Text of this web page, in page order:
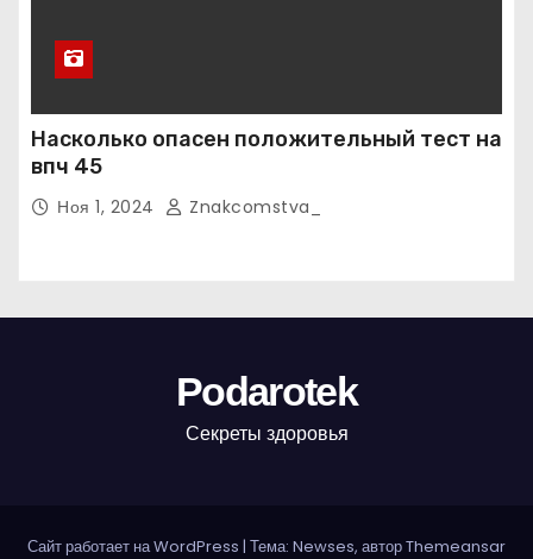
Насколько опасен положительный тест на
впч 45
Ноя 1, 2024 Znakcomstva_
Podarotek
Секреты здоровья
Сайт работает на WordPress | Тема: Newses, авторThemeansar